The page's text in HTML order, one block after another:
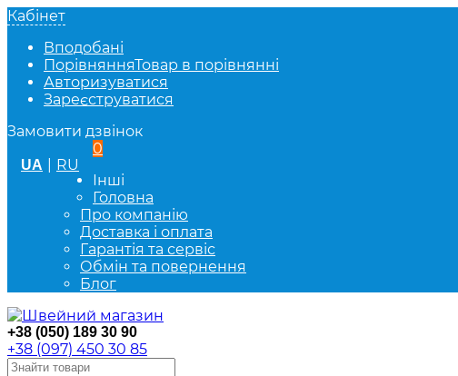
Кабінет
Вподобані
ПорівнянняТовар в порівнянні
Авторизуватися
Зареєструватися
Замовити дзвінок
UA RU
0
Інші
Головна
Про компанію
Доставка і оплата
Гарантія та сервіс
Обмін та повернення
Блог
+38 (050) 189 30 90
+38 (097) 450 30 85